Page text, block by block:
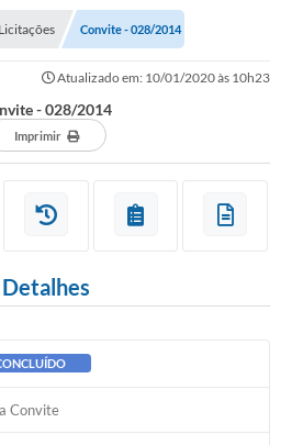
Convite - 028/2014
Atualizado em: 10/01/2020 às 10h23
- 028/2014
Imprimir
Detalhes
Convite